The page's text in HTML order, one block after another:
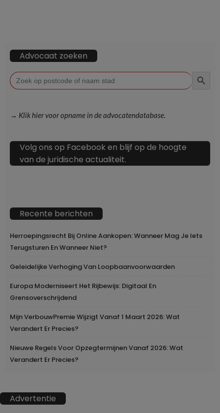
Advocaat zoeken
Zoek
naar:
→ Klik hier voor opname in de advocatendatabase.
Volg ons op Facebook en blijf op de hoogte
van de juridische actualiteit.
Recente berichten
Herroepingsrecht Bij Online Aankopen: Wanneer Mag Je Iets
Terugsturen En Wanneer Niet?
Geleidelijke Verhoging Van Loopbaanvoorwaarden
Europa Moderniseert Het Rijbewijs: Digitaal En
Grensoverschrijdend
Mijn VerbouwPremie Wijzigt Vanaf 1 Maart 2026: Wat
Verandert Er Precies?
Nieuwe Regels Voor Opzegtermijnen Vanaf 2026: Wat
Verandert Er Precies?
Advertentie